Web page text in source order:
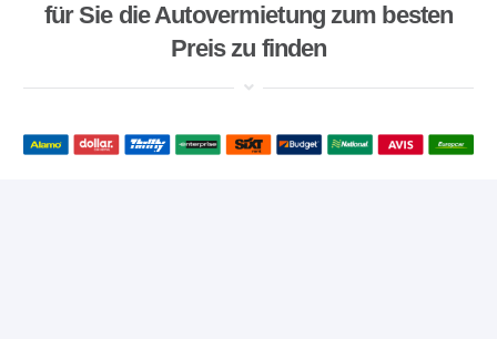
für Sie die Autovermietung zum besten
Preis zu finden